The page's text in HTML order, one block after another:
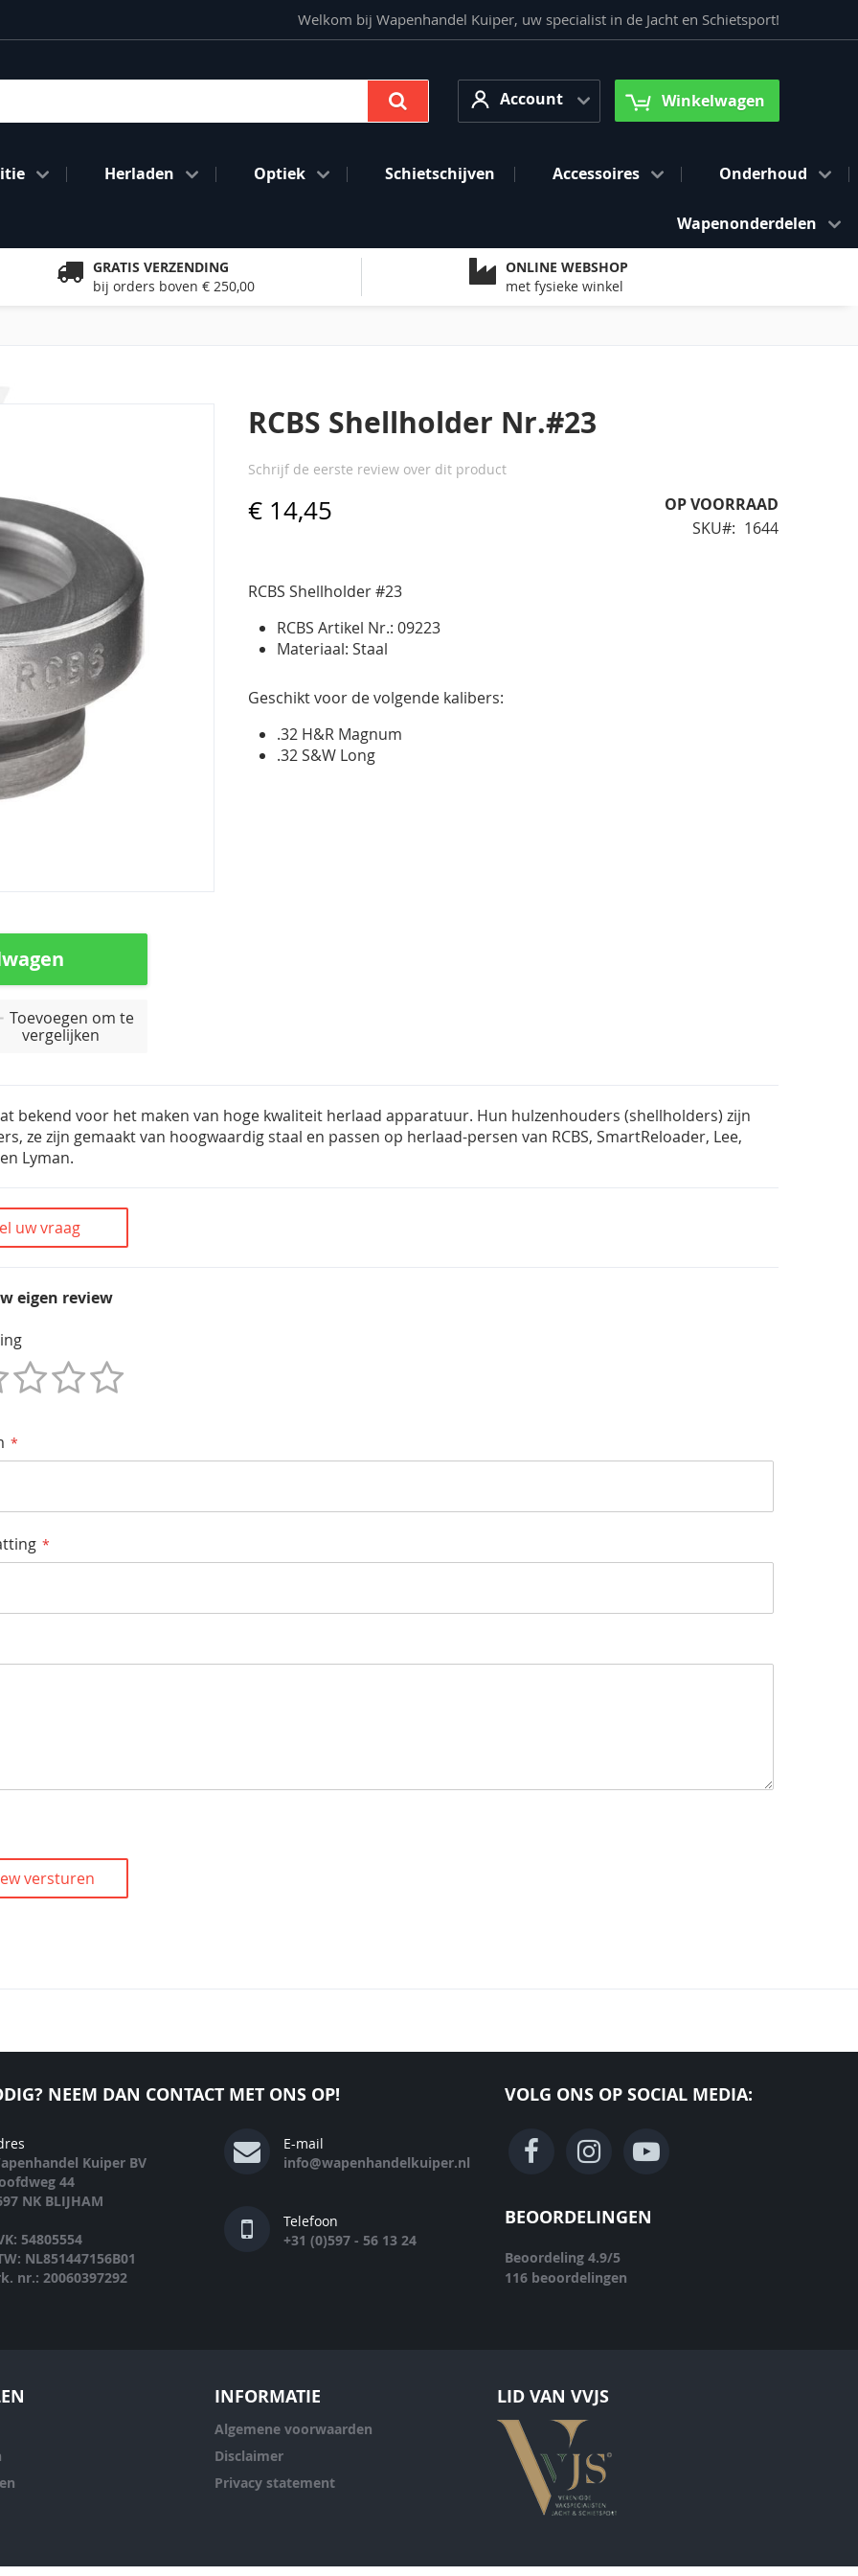
Welkom bij Wapenhandel Kuiper, uw specialist in de Jacht en Schietsport!
AccountAccount Winkelwagen
Herladen Optiek Schietschijven Accessoires Onderhoud
Wapenonderdelen
GRATIS VERZENDING
bij orders boven € 250,00
ONLINE WEBSHOP
met fysieke winkel
Toevoegen om te
vergelijken
RCBS Shellholder Nr.#23
Schrijf de eerste review over dit product
€ 14,45
OP VOORRAAD
SKU
1644
RCBS Shellholder #23
RCBS Artikel Nr.: 09223
Materiaal: Staal
Geschikt voor de volgende kalibers:
.32 H&R Magnum
.32 S&W Long
bekend voor het maken van hoge kwaliteit herlaad apparatuur. Hun hulzenhouders (shellholders) zijn
ze zijn gemaakt van hoogwaardig staal en passen op herlaad-persen van RCBS, SmartReloader, Lee,
Lyman.
uw vraag
eigen review
versturen
NEEM DAN CONTACT MET ONS OP!
Kuiper BV
44
NK BLIJHAM
54805554
NL851447156B01
nr.: 20060397292
E-mail
info@wapenhandelkuiper.nl
Telefoon
+31 (0)597 - 56 13 24
VOLG ONS OP SOCIAL MEDIA:
BEOORDELINGEN
Beoordeling 4.9/5
116 beoordelingen
INFORMATIE
Algemene voorwaarden
Disclaimer
Privacy statement
LID VAN VVJS